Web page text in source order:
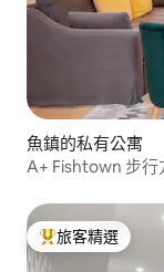
魚鎮的私有公寓
A+ Fishtown 步行
旅客精選榜首
旅客精選